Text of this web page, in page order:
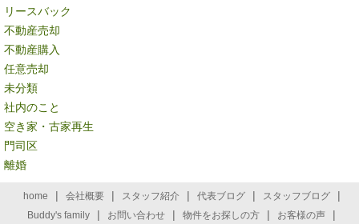
リースバック
不動産売却
不動産購入
任意売却
未分類
社内のこと
空き家・古家再生
門司区
離婚
home | 会社概要 | スタッフ紹介 | 代表ブログ | スタッフブログ |
Buddy's family | お問い合わせ | 物件をお探しの方 | お客様の声 |